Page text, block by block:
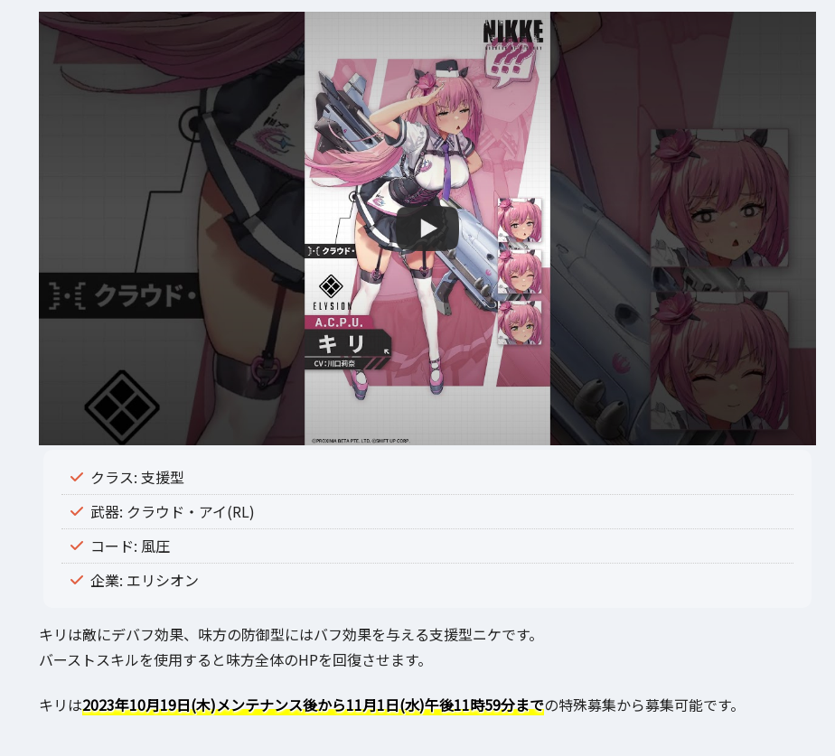
クラス: 支援型
武器: クラウド・アイ(RL)
コード: 風圧
企業: エリシオン
キリは敵にデバフ効果、味方の防御型にはバフ効果を与える支援型ニケです。
バーストスキルを使用すると味方全体のHPを回復させます。
キリは2023年10月19日(木)メンテナンス後から11月1日(水)午後11時59分までの特殊募集から募集可能です。